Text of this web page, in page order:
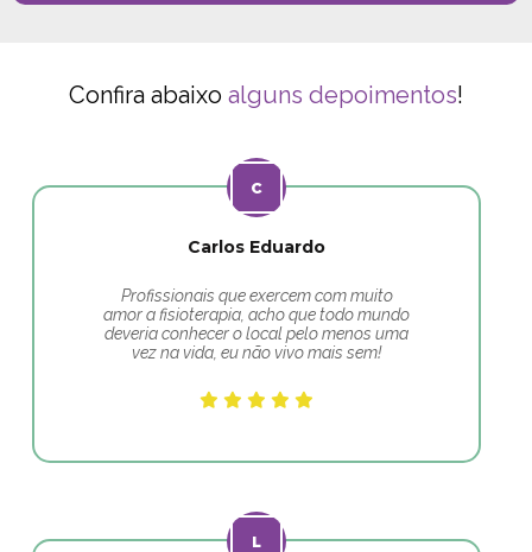
Confira abaixo alguns depoimentos!
Carlos Eduardo
Profissionais que exercem com muito
amor a fisioterapia, acho que todo mundo
deveria conhecer o local pelo menos uma
vez na vida, eu não vivo mais sem!